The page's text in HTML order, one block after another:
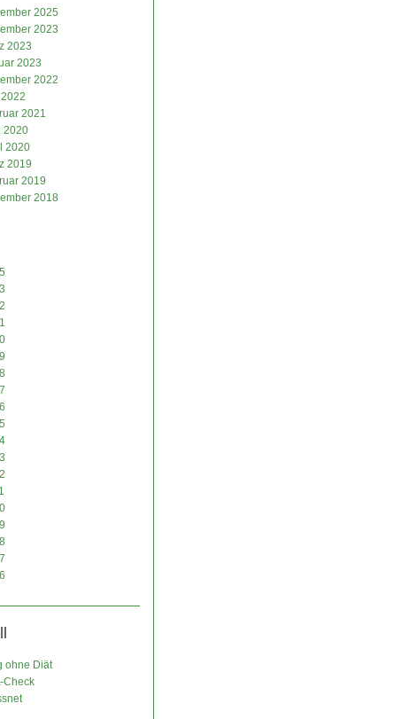
2025
2023
2023
2023
2022
2022
2021
2020
2020
2019
2019
2018
ohne Diät
Check